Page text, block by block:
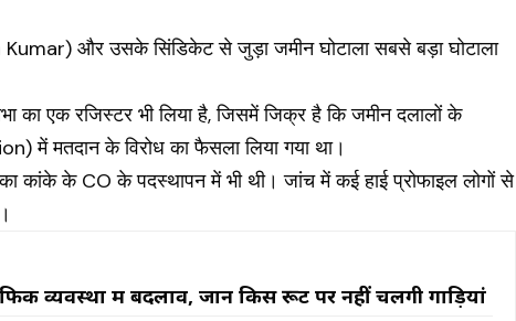
और उसके सिंडिकेट से जुड़ा जमीन घोटाला सबसे बड़ा घोटाला
का एक रजिस्टर भी लिया है, जिसमें जिक्र है कि जमीन दलालों के
में मतदान के विरोध का फैसला लिया गया था।
कांके के CO के पदस्थापन में भी थी। जांच में कई हाई प्रोफाइल लोगों से
व्यवस्था में बदलाव, जानें किस रूट पर नहीं चलेंगी गाड़ियां